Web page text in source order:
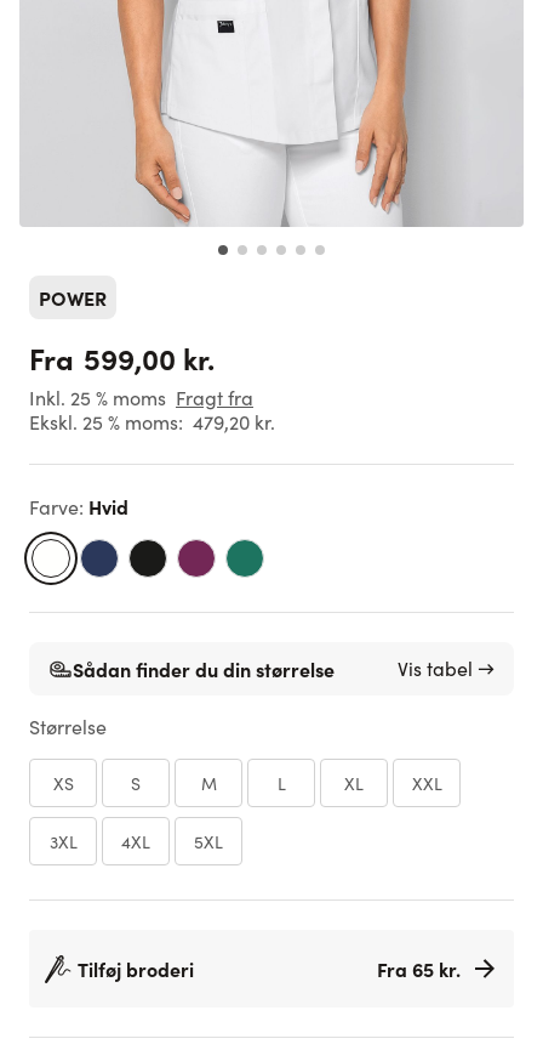
POWER
Fra 599,00 kr.
Inkl. 25 % moms Fragt fra
Ekskl. 25 % moms: 479,20 kr.
Farve: Hvid
Sådan finder du din størrelse Vis tabel →
Størrelse
XS S M L XL XXL
3XL 4XL 5XL
Tilføj broderi Fra 65 kr.